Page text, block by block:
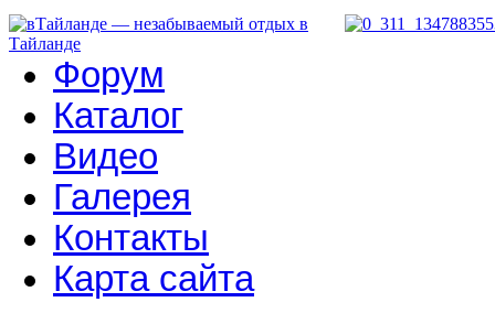
Форум
Каталог
Видео
Галерея
Контакты
Карта сайта